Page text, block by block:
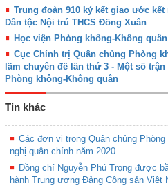
Trung đoàn 910 ký kết giao ước
Dân tộc Nội trú THCS Đồng Xuân
Học viện Phòng không-Không
Cục Chính trị Quân chủng Phòng
lãm chuyên đề lần thứ 3 - Một số
Phòng không-Không quân
Tin khác
Các đơn vị trong Quân chủng
nghị quân chính năm 2020
Đồng chí Nguyễn Phú Trọng được
hành Trung ương Đảng Cộng sản Việt